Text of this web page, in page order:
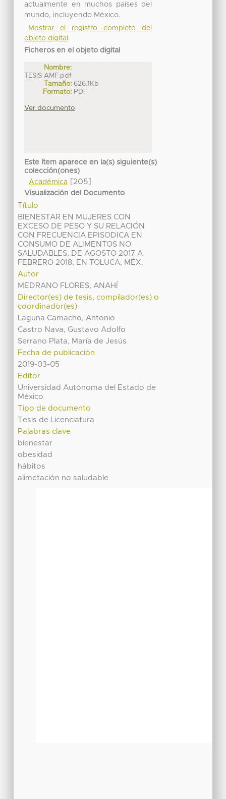
actualmente en muchos países del
mundo, incluyendo México.
Mostrar el registro completo del
objeto digital
Ficheros en el objeto digital
Nombre:
TESIS AMF.pdf
Tamaño: 626.1Kb
Formato: PDF
Ver documento
Este ítem aparece en la(s) siguiente(s)
colección(ones)
Académica[205]
Visualización del Documento
Título
BIENESTAR EN MUJERES CON
EXCESO DE PESO Y SU RELACIÓN
CON FRECUENCIA EPISODICA EN
CONSUMO DE ALIMENTOS NO
SALUDABLES, DE AGOSTO 2017 A
FEBRERO 2018, EN TOLUCA, MÉX.
Autor
MEDRANO FLORES, ANAHÍ
Director(es) de tesis, compilador(es) o
coordinador(es)
Laguna Camacho, Antonio
Castro Nava, Gustavo Adolfo
Serrano Plata, María de Jesús
Fecha de publicación
2019-03-05
Editor
Universidad Autónoma del Estado de
México
Tipo de documento
Tesis de Licenciatura
Palabras clave
bienestar
obesidad
hábitos
alimetación no saludable